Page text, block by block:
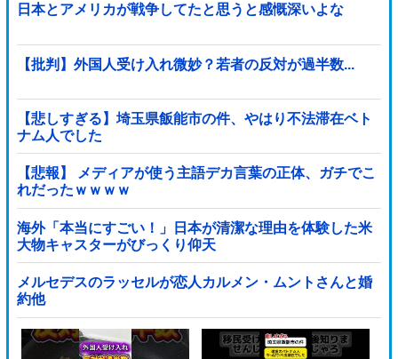
日本とアメリカが戦争してたと思うと感慨深いよな
【批判】外国人受け入れ微妙？若者の反対が過半数...
【悲しすぎる】埼玉県飯能市の件、やはり不法滞在ベト
ナム人でした
【悲報】 メディアが使う主語デカ言葉の正体、ガチでこ
れだったｗｗｗｗ
海外「本当にすごい！」日本が清潔な理由を体験した米
大物キャスターがびっくり仰天
メルセデスのラッセルが恋人カルメン・ムントさんと婚
約他